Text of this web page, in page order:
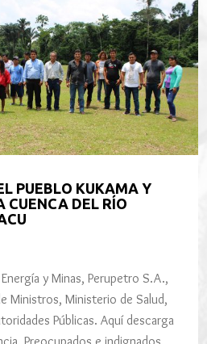
PUEBLO KUKAMA Y
CUENCA DEL RÍO
y Minas, Perupetro S.A.,
Ministros, Ministerio de Salud,
Públicas. Aquí descarga